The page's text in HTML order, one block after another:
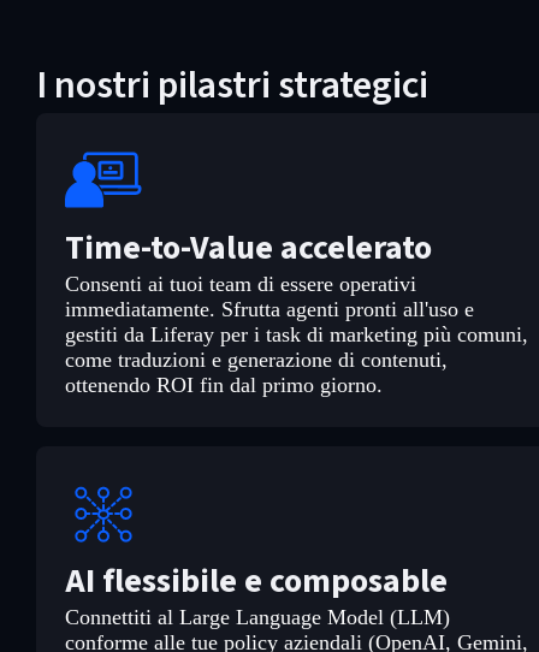
I nostri pilastri strategici
Time-to-Value accelerato
Consenti ai tuoi team di essere operativi
immediatamente. Sfrutta agenti pronti all'uso e
gestiti da Liferay per i task di marketing più comuni,
come traduzioni e generazione di contenuti,
ottenendo ROI fin dal primo giorno.
AI flessibile e composable
Connettiti al Large Language Model (LLM)
conforme alle tue policy aziendali (OpenAI, Gemini,